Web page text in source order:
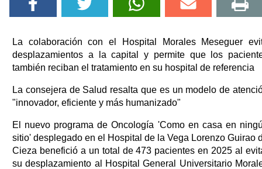
La colaboración con el Hospital Morales Meseguer
desplazamientos a la capital y permite que los
también reciban el tratamiento en su hospital de referencia
La consejera de Salud resalta que es un modelo de
"innovador, eficiente y más humanizado"
El nuevo programa de Oncología 'Como en casa en
sitio' desplegado en el Hospital de la Vega Lorenzo Guirao
Cieza benefició a un total de 473 pacientes en 2025 al
su desplazamiento al Hospital General Universitario